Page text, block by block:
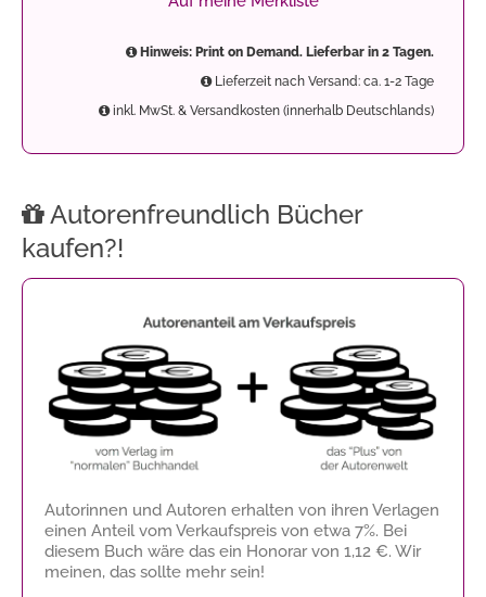
Hinweis: Print on Demand. Lieferbar in 2 Tagen.
Lieferzeit nach Versand: ca. 1-2 Tage
inkl. MwSt. & Versandkosten (innerhalb Deutschlands)
Autorenfreundlich Bücher
kaufen?!
Autorinnen und Autoren erhalten von ihren Verlagen
einen Anteil vom Verkaufspreis von etwa 7%. Bei
diesem Buch wäre das ein Honorar von 1,12 €. Wir
meinen, das sollte mehr sein!